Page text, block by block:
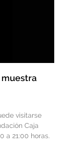
muestra
visitarse
Caja
a 21:00 horas.